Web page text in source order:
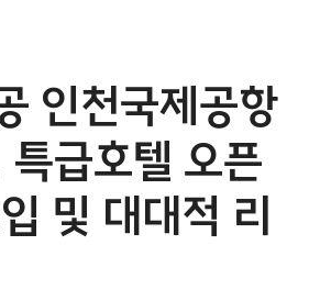
인천국제공항
특급호텔 오픈
및 대대적 리